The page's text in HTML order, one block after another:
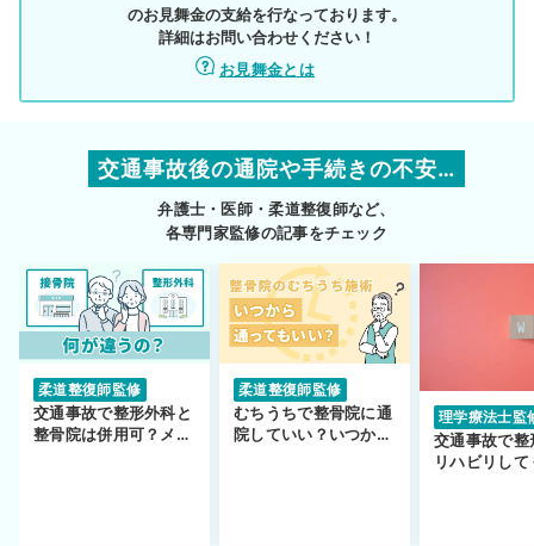
のお見舞金の支給を行なっております。
詳細はお問い合わせください！
お見舞金とは
交通事故後の通院や手続きの不安…
弁護士・医師・柔道整復師など、
各専門家監修の記事をチェック
柔道整復師監修
交通事故で整形外科と
整骨院は併用可？メリ
柔道整復師監修
むちうちで整骨院に通
院していい？いつから
理学療法士監
交通事故で整
リハビリして